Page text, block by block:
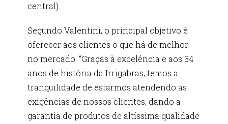
central).
Segundo Valentini, o principal objetivo é
oferecer aos clientes o que há de melhor
no mercado. “Graças à excelência e aos 34
anos de história da Irrigabras, temos a
tranquilidade de estarmos atendendo as
exigências de nossos clientes, dando a
garantia de produtos de altíssima qualidade